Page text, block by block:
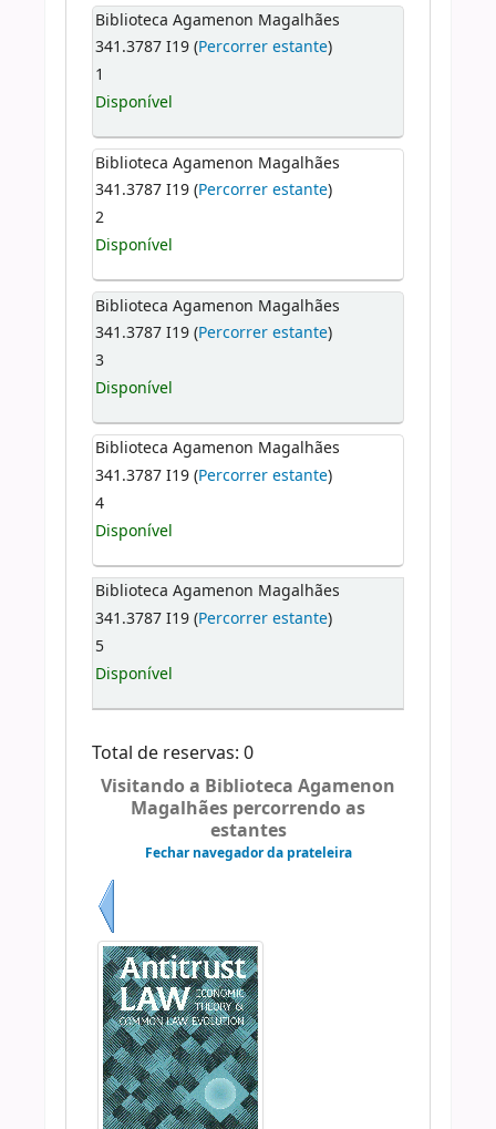
Biblioteca Agamenon Magalhães
341.3787 I19 (Percorrer estante)
1
Disponível
Biblioteca Agamenon Magalhães
341.3787 I19 (Percorrer estante)
2
Disponível
Biblioteca Agamenon Magalhães
341.3787 I19 (Percorrer estante)
3
Disponível
Biblioteca Agamenon Magalhães
341.3787 I19 (Percorrer estante)
4
Disponível
Biblioteca Agamenon Magalhães
341.3787 I19 (Percorrer estante)
5
Disponível
Total de reservas: 0
Visitando a Biblioteca Agamenon
Magalhães percorrendo as
estantes
Fechar navegador da prateleira
Anterior